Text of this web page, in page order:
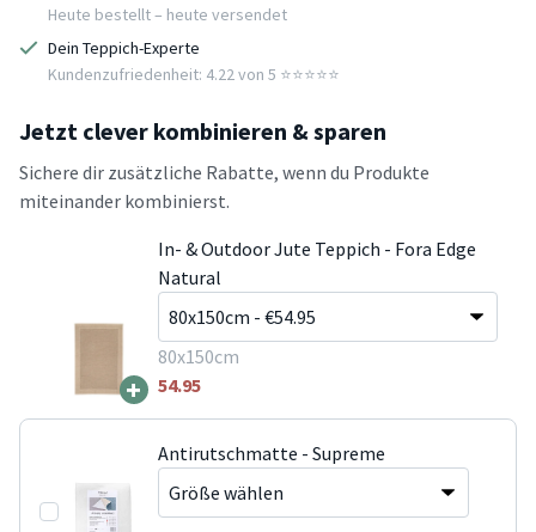
Heute bestellt – heute versendet
Dein Teppich-Experte
Kundenzufriedenheit: 4.22 von 5 ⭐️⭐️⭐️⭐️⭐️
Jetzt clever kombinieren & sparen
Sichere dir zusätzliche Rabatte, wenn du Produkte
miteinander kombinierst.
+
In- & Outdoor Jute Teppich - Fora Edge
Natural
80x150cm
54.95
Antirutschmatte - Supreme